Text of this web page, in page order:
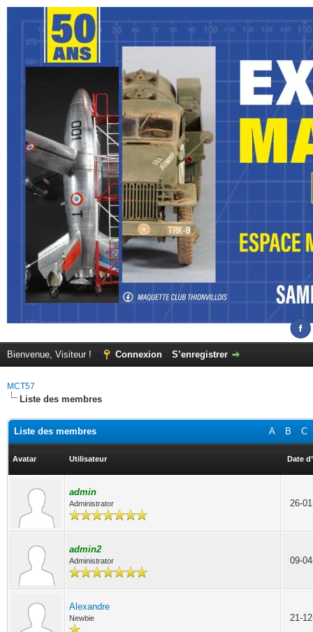
Bienvenue, Visiteur ! Connexion S’enregistrer
MCT57
Liste des membres
A B C
Liste des membres
Avatar Utilisateur Date
admin
Administrator 26-
admin2
Administrator 09-
Alexandre
Newbie 21-